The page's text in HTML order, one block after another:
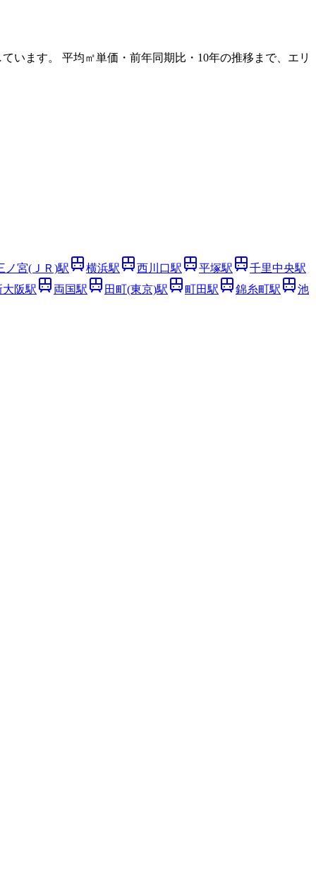
います。 平均㎡単価・前年同期比・10年の推移まで、エリ
ノ宮(ＪＲ)駅 横浜駅 西川口駅 平塚駅 千里中央駅
大阪駅 両国駅 田町(東京)駅 町田駅 錦糸町駅 池